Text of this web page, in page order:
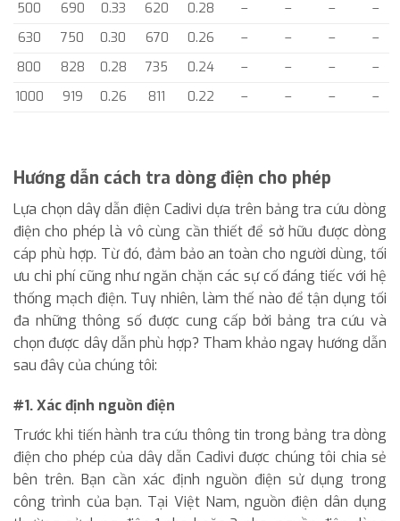
500
690 0.33 620 0.28 – – –
–
630
750 0.30 670 0.26 – – –
–
800
828 0.28 735 0.24 – – –
–
1000
919 0.26 811 0.22 – – – –
Hướng dẫn cách tra dòng điện cho phép
Lựa chọn dây dẫn điện Cadivi dựa trên bảng tra cứu dòng
điện cho phép là vô cùng cần thiết để sở hữu được dòng
cáp phù hợp. Từ đó, đảm bảo an toàn cho người dùng, tối
ưu chi phí cũng như ngăn chặn các sự cố đáng tiếc với hệ
thống mạch điện. Tuy nhiên, làm thế nào để tận dụng tối
đa những thông số được cung cấp bởi bảng tra cứu và
chọn được dây dẫn phù hợp? Tham khảo ngay hướng dẫn
sau đây của chúng tôi:
#1. Xác định nguồn điện
Trước khi tiến hành tra cứu thông tin trong bảng tra dòng
điện cho phép của dây dẫn Cadivi được chúng tôi chia sẻ
bên trên. Bạn cần xác định nguồn điện sử dụng trong
công trình của bạn. Tại Việt Nam, nguồn điện dân dụng